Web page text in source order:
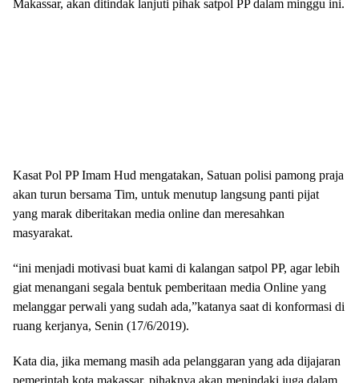
Makassar, akan ditindak lanjuti pihak satpol PP dalam minggu ini.
Kasat Pol PP Imam Hud mengatakan, Satuan polisi pamong praja
akan turun bersama Tim, untuk menutup langsung panti pijat
yang marak diberitakan media online dan meresahkan
masyarakat.
“ini menjadi motivasi buat kami di kalangan satpol PP, agar lebih
giat menangani segala bentuk pemberitaan media Online yang
melanggar perwali yang sudah ada,”katanya saat di konformasi di
ruang kerjanya, Senin (17/6/2019).
Kata dia, jika memang masih ada pelanggaran yang ada dijajaran
pemerintah kota makassar, pihaknya akan menindaki juga dalam